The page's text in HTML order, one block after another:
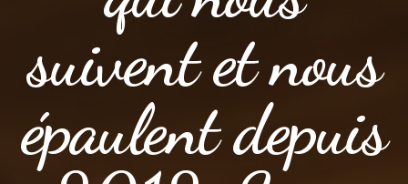
suivent et nous
épaulent depuis